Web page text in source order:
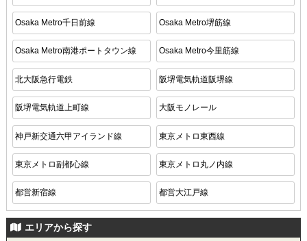
Osaka Metro千日前線 Osaka Metro堺筋線
Osaka Metro南港ポートタウン線 Osaka Metro今里筋線
北大阪急行電鉄 阪堺電気軌道阪堺線
阪堺電気軌道上町線 大阪モノレール
神戸新交通六甲アイランド線 東京メトロ東西線
東京メトロ副都心線 東京メトロ丸ノ内線
都営新宿線 都営大江戸線
エリアから探す